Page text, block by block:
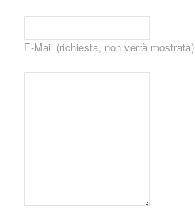
E-Mail (richiesta, non verrà mostrata)